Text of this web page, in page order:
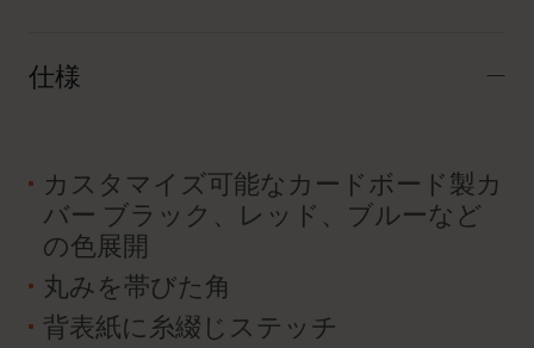
仕様
カスタマイズ可能なカードボード製カ
バー ブラック、レッド、ブルーなど
の色展開
丸みを帯びた角
背表紙に糸綴じステッチ